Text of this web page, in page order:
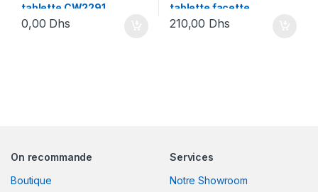
tablette CW2291
0,00 Dhs
tablette facette
CW2448
210,00 Dhs
On recommande
Boutique
Services
Notre Showroom